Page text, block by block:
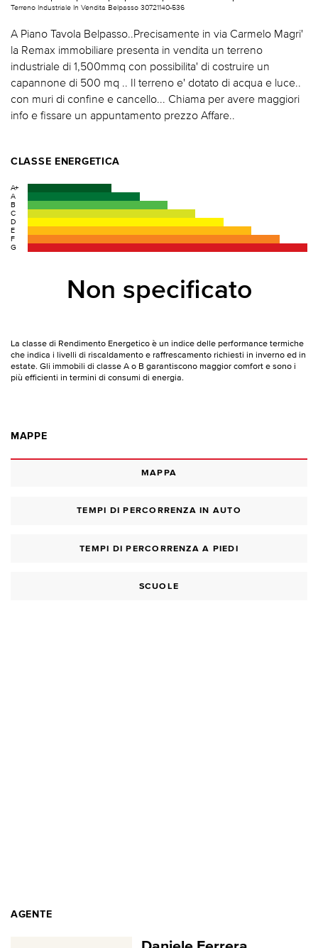
Terreno Industriale In Vendita Belpasso 30721140-536
A Piano Tavola Belpasso..Precisamente in via Carmelo Magri'
la Remax immobiliare presenta in vendita un terreno
industriale di 1,500mmq con possibilita' di costruire un
capannone di 500 mq .. Il terreno e' dotato di acqua e luce..
con muri di confine e cancello... Chiama per avere maggiori
info e fissare un appuntamento prezzo Affare..
CLASSE ENERGETICA
A+
A
B
C
D
E
F
G
Non specificato
La classe di Rendimento Energetico è un indice delle performance termiche
che indica i livelli di riscaldamento e raffrescamento richiesti in inverno ed in
estate. Gli immobili di classe A o B garantiscono maggior comfort e sono i
più efficienti in termini di consumi di energia.
MAPPE
MAPPA
TEMPI DI PERCORRENZA IN AUTO
TEMPI DI PERCORRENZA A PIEDI
SCUOLE
AGENTE